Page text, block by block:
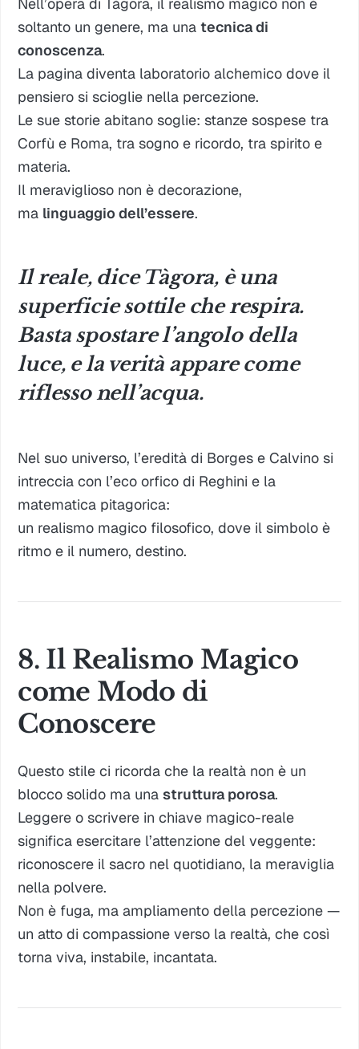
Nell’opera di Tàgora, il realismo magico non è
soltanto un genere, ma unatecnica di
conoscenza.
La pagina diventa laboratorio alchemico dove il
pensiero si scioglie nella percezione.
Le sue storie abitano soglie: stanze sospese tra
Corfù e Roma, tra sogno e ricordo, tra spirito e
materia.
Il meraviglioso non è decorazione,
ma linguaggio dell’essere.
Il reale, dice Tàgora, è una
superficie sottile che respira.
Basta spostare l’angolo della
luce, e la verità appare come
riflesso nell’acqua.
Nel suo universo, l’eredità di Borges e Calvino si
intreccia con l’eco orfico di Reghini e la
matematica pitagorica:
un realismo magico filosofico, dove il simbolo è
ritmo e il numero, destino.
8. Il Realismo Magico
come Modo di
Conoscere
Questo stile ci ricorda che la realtà non è un
blocco solido ma unastruttura porosa.
Leggere o scrivere in chiave magico-reale
significa esercitare l’attenzione del veggente:
riconoscere il sacro nel quotidiano, la meraviglia
nella polvere.
Non è fuga, maampliamento della percezione —
un atto di compassione verso la realtà, che così
torna viva, instabile, incantata.